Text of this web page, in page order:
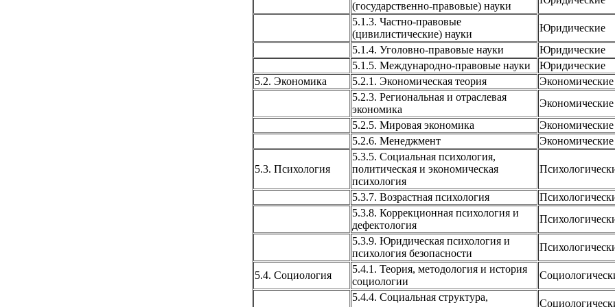
(государственно-правовые) науки
5.1.3. Частно-правовые
(цивилистические) науки
Юридические
5.1.4. Уголовно-правовые науки
Юридические
5.1.5. Международно-правовые науки
Юридические
5.2. Экономика
5.2.1. Экономическая теория
Экономические
5.2.3. Региональная и отраслевая
экономика
Экономические
5.2.5. Мировая экономика
Экономические
5.2.6. Менеджмент
Экономические
5.3. Психология
5.3.5. Социальная психология,
политическая и экономическая
психология
5.3.7. Возрастная психология
5.3.8. Коррекционная психология и
дефектология
5.3.9. Юридическая психология и
психология безопасности
5.4. Социология
5.4.1. Теория, методология и история
социологии
5.4.4. Социальная структура,